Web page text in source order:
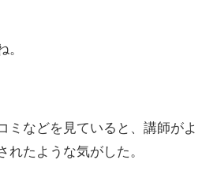
ミなどを見ていると、講師がよ
れたような気がした。